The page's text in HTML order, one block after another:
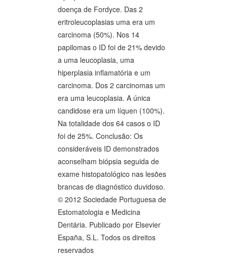
doença de Fordyce. Das 2
eritroleucoplasias uma era um
carcinoma (50%). Nos 14
papilomas o ID foi de 21% devido
a uma leucoplasia, uma
hiperplasia inflamatória e um
carcinoma. Dos 2 carcinomas um
era uma leucoplasia. A única
candidose era um líquen (100%).
Na totalidade dos 64 casos o ID
foi de 25%. Conclusão: Os
consideráveis ID demonstrados
aconselham biópsia seguida de
exame histopatológico nas lesões
brancas de diagnóstico duvidoso.
© 2012 Sociedade Portuguesa de
Estomatologia e Medicina
Dentária. Publicado por Elsevier
España, S.L. Todos os direitos
reservados